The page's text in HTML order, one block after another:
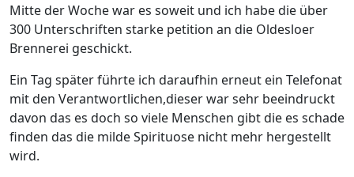
Mitte der Woche war es soweit und ich habe die über
300 Unterschriften starke petition an die Oldesloer
Brennerei geschickt.
Ein Tag später führte ich daraufhin erneut ein Telefonat
mit den Verantwortlichen,dieser war sehr beeindruckt
davon das es doch so viele Menschen gibt die es schade
finden das die milde Spirituose nicht mehr hergestellt
wird.